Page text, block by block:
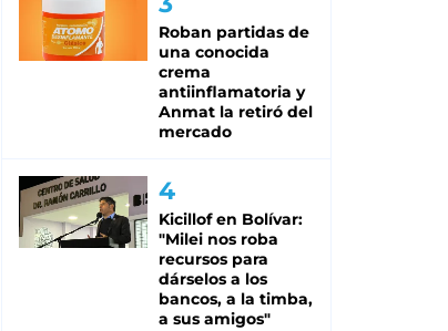
Roban partidas de
una conocida
crema
antiinflamatoria y
Anmat la retiró del
mercado
Kicillof en Bolívar:
"Milei nos roba
recursos para
dárselos a los
bancos, a la timba,
a sus amigos"